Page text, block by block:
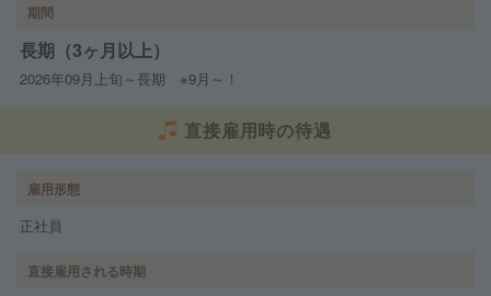
期間
長期（3ヶ月以上）
2026年09月上旬～長期 ※9月～！
直接雇用時の待遇
雇用形態
正社員
直接雇用される時期